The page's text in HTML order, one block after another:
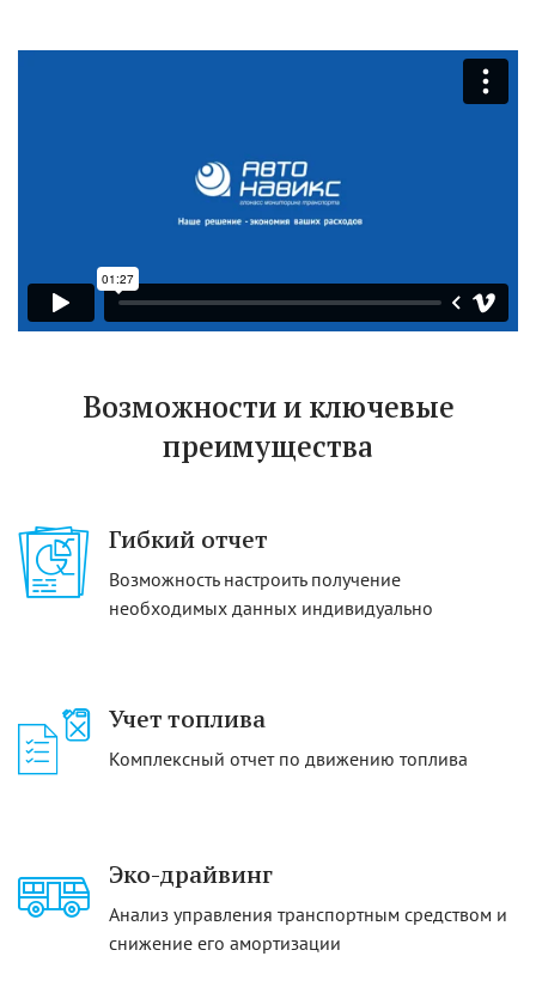
Возможности и ключевые
преимущества
Гибкий отчет
Возможность настроить получение
необходимых данных индивидуально
Учет топлива
Комплексный отчет по движению топлива
Эко-драйвинг
Анализ управления транспортным средством и
снижение его амортизации